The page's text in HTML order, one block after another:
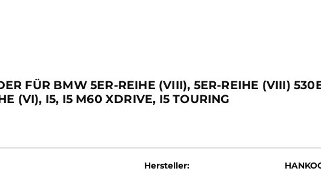
FÜR BMW 5ER-REIHE (VIII), 5ER-REIHE (VIII)
(VI), I5, I5 M60 XDRIVE, I5 TOURING
Hersteller: